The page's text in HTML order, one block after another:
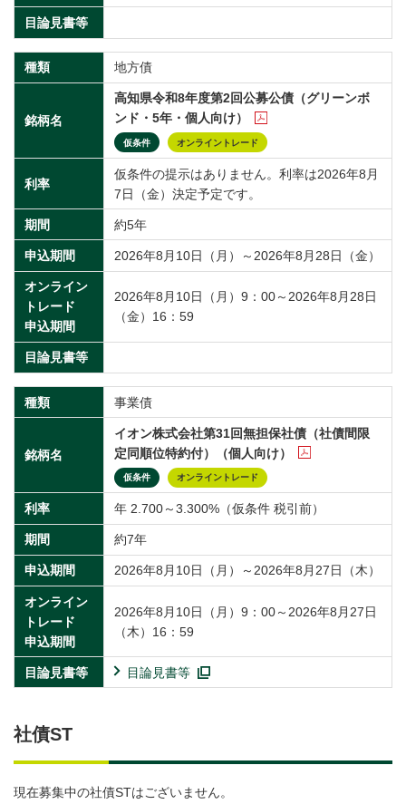
目論見書等
種類 地方債
銘柄名
高知県令和8年度第2回公募公債（グリーンボ
ンド・5年・個人向け）
仮条件 オンライントレード
利率
仮条件の提示はありません。利率は2026年8月
7日（金）決定予定です。
期間 約5年
申込期間 2026年8月10日（月）～2026年8月28日（金）
オンライン
トレード
申込期間
2026年8月10日（月）9：00～2026年8月28日
（金）16：59
目論見書等
種類 事業債
銘柄名
イオン株式会社第31回無担保社債（社債間限
定同順位特約付）（個人向け）
仮条件 オンライントレード
利率 年 2.700～3.300%（仮条件 税引前）
期間 約7年
申込期間 2026年8月10日（月）～2026年8月27日（木）
オンライン
トレード
申込期間
2026年8月10日（月）9：00～2026年8月27日
（木）16：59
目論見書等 目論見書等
社債ST
現在募集中の社債STはございません。